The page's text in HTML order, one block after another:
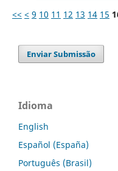
<< < 9 10 11 12 13 14 15
Enviar Submissão
Idioma
English
Español (España)
Português (Brasil)